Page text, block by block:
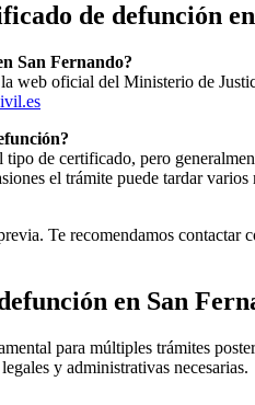
de defunción en
San Fernando?
web oficial del Ministerio de
de certificado, pero
el trámite puede tardar
Te recomendamos contactar
en San
para múltiples trámites
y administrativas necesarias.